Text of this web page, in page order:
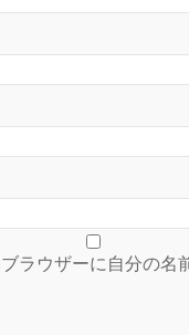
ラウザーに自分の名